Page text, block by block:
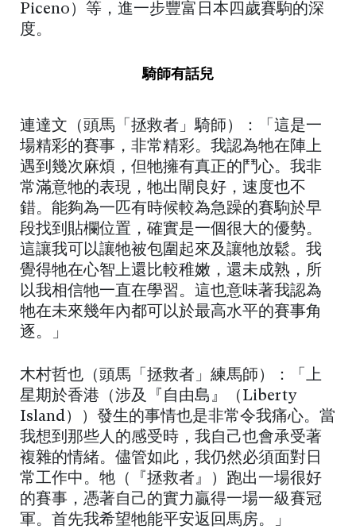
Piceno）等，進一步豐富日本四歲賽駒的深
度。
騎師有話兒
連達文（頭馬「拯救者」騎師）：「這是一
場精彩的賽事，非常精彩。我認為牠在陣上
遇到幾次麻煩，但牠擁有真正的鬥心。我非
常滿意牠的表現，牠出閘良好，速度也不
錯。能夠為一匹有時候較為急躁的賽駒於早
段找到貼欄位置，確實是一個很大的優勢。
這讓我可以讓牠被包圍起來及讓牠放鬆。我
覺得牠在心智上還比較稚嫩，還未成熟，所
以我相信牠一直在學習。這也意味著我認為
牠在未來幾年內都可以於最高水平的賽事角
逐。」
木村哲也（頭馬「拯救者」練馬師）：「上
星期於香港（涉及『自由島』（Liberty
Island））發生的事情也是非常令我痛心。當
我想到那些人的感受時，我自己也會承受著
複雜的情緒。儘管如此，我仍然必須面對日
常工作中。牠（『拯救者』）跑出一場很好
的賽事，憑著自己的實力贏得一場一級賽冠
軍。首先我希望牠能平安返回馬房。」